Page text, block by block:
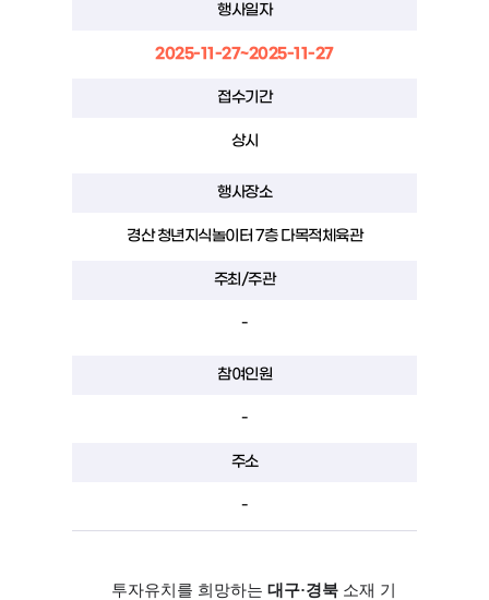
행사일자
2025-11-27~2025-11-27
접수기간
상시
행사장소
경산 청년지식놀이터 7층 다목적체육관
주최/주관
-
참여인원
-
주소
-
투자유치를 희망하는 대구·경북 소재 기